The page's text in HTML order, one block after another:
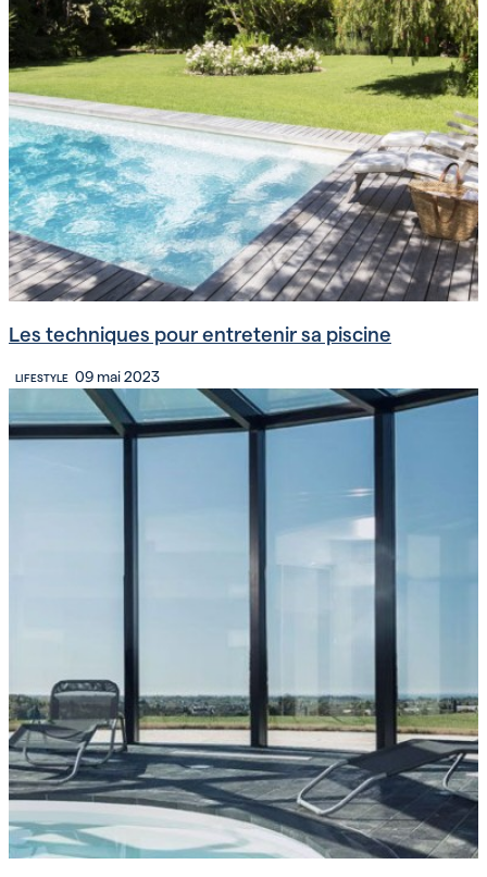
Les techniques pour entretenir sa piscine
LIFESTYLE 09 mai 2023